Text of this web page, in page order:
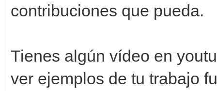
contribuciones que pueda.
Tienes algún vídeo en
ver ejemplos de tu trabajo